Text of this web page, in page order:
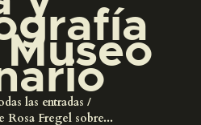
las entradas
Rosa Fregel sobre...